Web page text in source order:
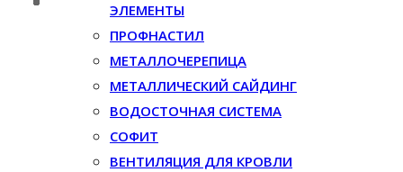
ЭЛЕМЕНТЫ
ПРОФНАСТИЛ
МЕТАЛЛОЧЕРЕПИЦА
МЕТАЛЛИЧЕСКИЙ САЙДИНГ
ВОДОСТОЧНАЯ СИСТЕМА
СОФИТ
ВЕНТИЛЯЦИЯ ДЛЯ КРОВЛИ